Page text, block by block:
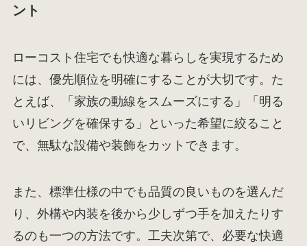
ント
ローコスト住宅でも快適な暮らしを実現するため
には、優先順位を明確にすることが大切です。た
とえば、「家族の動線をスムーズにする」「明る
いリビングを確保する」といった希望に絞ること
で、無駄な設備や装飾をカットできます。
また、標準仕様の中でも品質の良いものを選んだ
り、外構や内装を後から少しずつ手を加えたりす
るのも一つの方法です。工夫次第で、必要な快適